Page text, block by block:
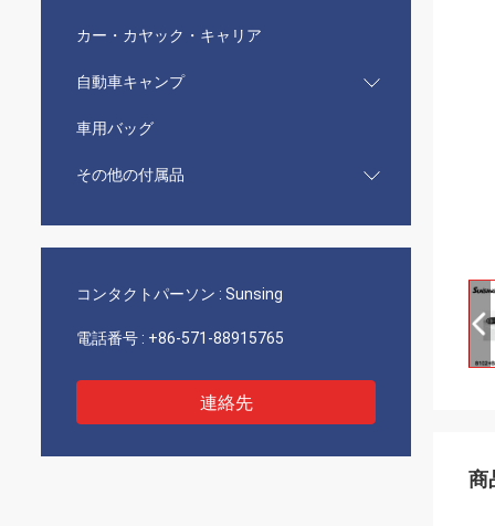
カー・カヤック・キャリア
自動車キャンプ
車用バッグ
その他の付属品
コンタクトパーソン : Sunsing
電話番号 : +86-571-88915765
連絡先
商